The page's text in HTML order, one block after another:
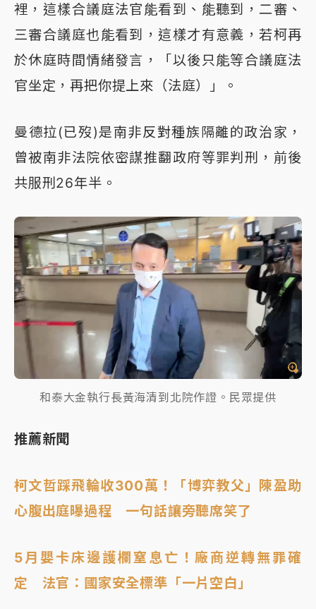
裡，這樣合議庭法官能看到、能聽到，二審、
三審合議庭也能看到，這樣才有意義，若柯再
於休庭時間情緒發言，「以後只能等合議庭法
官坐定，再把你提上來（法庭）」。
曼德拉(已歿)是南非反對種族隔離的政治家，
曾被南非法院依密謀推翻政府等罪判刑，前後
共服刑26年半。
和泰大金執行長黃海清到北院作證。民眾提供
推薦新聞
柯文哲踩飛輪收300萬！「博弈教父」陳盈助
心腹出庭曝過程 一句話讓旁聽席笑了
5月嬰卡床邊護欄窒息亡！廠商逆轉無罪確
定 法官：國家安全標準「一片空白」